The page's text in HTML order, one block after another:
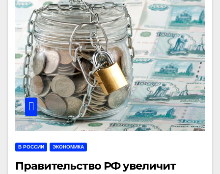
В РОССИИ ЭКОНОМИКА
Правительство РФ увеличит